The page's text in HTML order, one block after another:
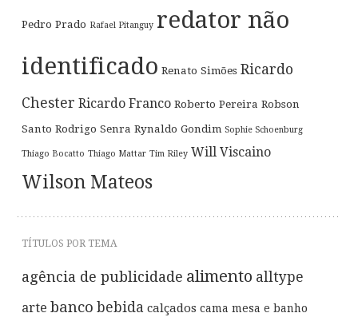
Pedro Prado Rafael Pitanguy redator não
identificado Renato Simões Ricardo
Chester Ricardo Franco Roberto Pereira Robson
Santo Rodrigo Senra Rynaldo Gondim Sophie Schoenburg
Thiago Bocatto Thiago Mattar Tim Riley Will Viscaino
Wilson Mateos
TÍTULOS POR TEMA
agência de publicidade alimento alltype
arte banco bebida calçados cama mesa e banho